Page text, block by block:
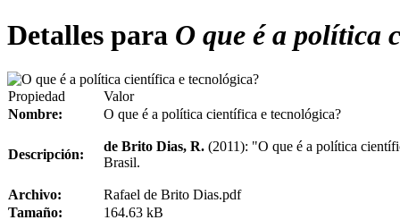
Detalles para O que é a política
Propiedad
Valor
Nombre:
O que é a política científica e tecnológica?
Descripción:
de Brito Dias, R. (2011): "O que é a política
Brasil.
Archivo:
Rafael de Brito Dias.pdf
Tamaño:
164.63 kB